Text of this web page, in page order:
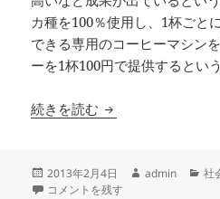
カ種を100％使用し、1杯ごと
できる専用のコーヒーマシン
ーを1杯100円で提供するという
続きを読む セブン・イレブン
投
稿
2013年2月4日
作
admin
カ
社
セブン・イレブンでコーヒーカフ
コメントを残す